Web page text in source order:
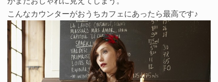
こんなカウンターがおうちカフェにあったら最高です♪